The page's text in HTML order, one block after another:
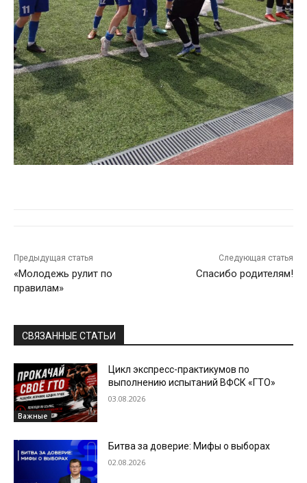
Предыдущая статья
«Молодежь рулит по
правилам»
Следующая статья
Спасибо родителям!
СВЯЗАННЫЕ СТАТЬИ
Важные
Цикл экспресс-практикумов по
выполнению испытаний ВФСК «ГТО»
03.08.2026
Битва за доверие: Мифы о выборах
02.08.2026